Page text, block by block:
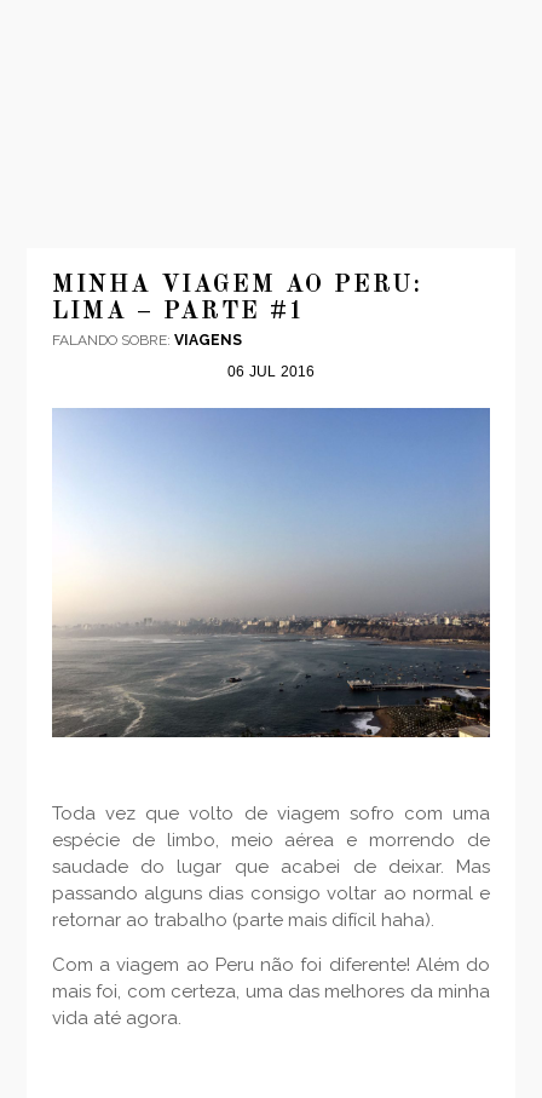
MODA
VIAGENS
MINHA VIAGEM AO PERU:
LIMA – PARTE #1
FALANDO SOBRE: VIAGENS
06 JUL 2016
Toda vez que volto de viagem sofro com uma
espécie de limbo, meio aérea e morrendo de
saudade do lugar que acabei de deixar. Mas
passando alguns dias consigo voltar ao normal e
retornar ao trabalho (parte mais difícil haha).
Com a viagem ao Peru não foi diferente! Além do
mais foi, com certeza, uma das melhores da minha
vida até agora.